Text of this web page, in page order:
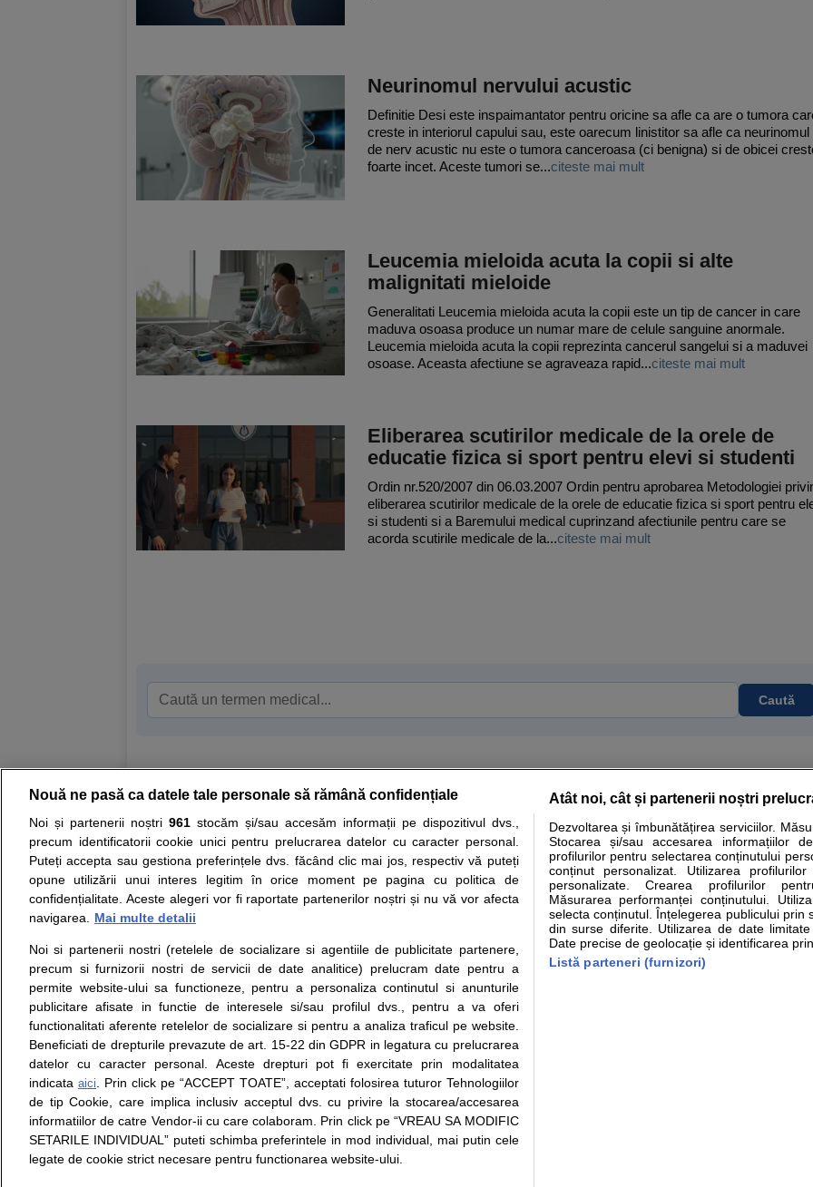
Neurinomul nervului acustic
Definitie Desi este inspaimantator pentru oricine sa afle ca are o tumora
creste in interiorul capului sau, este oarecum linistitor sa afle ca neurinomul
de nerv acustic nu este o tumora canceroasa (ci benigna) si de obicei
foarte incet. Aceste tumori se...citeste mai mult
Leucemia mieloida acuta la copii si alte
malignitati mieloide
Generalitati Leucemia mieloida acuta la copii este un tip de cancer in care
maduva osoasa produce un numar mare de celule sanguine anormale.
Leucemia mieloida acuta la copii reprezinta cancerul sangelui si a maduvei
osoase. Aceasta afectiune se agraveaza rapid...citeste mai mult
Eliberarea scutirilor medicale de la orele de
educatie fizica si sport pentru elevi si studenti
Ordin nr.520/2007 din 06.03.2007 Ordin pentru aprobarea Metodologiei
eliberarea scutirilor medicale de la orele de educatie fizica si sport pentru
si studenti si a Baremului medical cuprinzand afectiunile pentru care se
acorda scutirile medicale de la...citeste mai mult
Caută
Resurse: Autoevaluare simptome Interpretare analize Specialitati medicale
Opiniile avizate ale medicilor, sfaturile si orice alte informatii despre sanatate disponibile pe sfatulmedicului.ro au scop informativ si
nici diagnosticul stabilit in urma investigatiilor si analizelor medicale. Va sfatuim, ca pe langa informatia primita pe sfatulmedicului.ro
ii punem la dispozitie pentru programare in sistemul de programari la medic Clickmed.
Despre noi
Contact
Intrebari frecvente
Consultanti
medicali
Termeni si conditii
Politica de
confidentialitate
Politica de cookie
Modifica Setarile Cookie
Drepturile consumatorului
Protectia consumatorilor -
ANPC
Solutionarea Alternativa a
Litigiilor
Info consumator: 0800.080.999
Formulare europene - CNAS
Ministerul Sanatatii - ANMDM
Parteneri
Inscriere clinica
© Copyright © 2005 - 2026
SFATUL MEDICULUI.ro S.A, CUI: RO 38847631, J40/1995/2018, cu sediul in Bucuresti, Bulevardul Pierre de Coubertin, Office
Nouă ne pasă ca datele tale personale să rămână confidențiale
Noi și partenerii noștri 961stocăm și/sau accesăm informații pe dispozitivul dvs.,
precum identificatorii cookie unici pentru prelucrarea datelor cu caracter personal.
Puteți accepta sau gestiona preferințele dvs. făcând clic mai jos, respectiv vă puteți
opune utilizării unui interes legitim în orice moment pe pagina cu politica de
confidențialitate. Aceste alegeri vor fi raportate partenerilor noștri și nu vă vor afecta
navigarea.
Mai multe detalii
Noi si partenerii nostri (retelele de socializare si agentiile de publicitate partenere,
precum si furnizorii nostri de servicii de date analitice) prelucram date pentru a
permite website-ului sa functioneze, pentru a personaliza continutul si anunturile
publicitare afisate in functie de interesele si/sau profilul dvs., pentru a va oferi
functionalitati aferente retelelor de socializare si pentru a analiza traficul pe website.
Beneficiati de drepturile prevazute de art. 15-22 din GDPR in legatura cu prelucrarea
datelor cu caracter personal. Aceste drepturi pot fi exercitate prin modalitatea
indicata aici. Prin click pe “ACCEPT TOATE”, acceptati folosirea tuturor Tehnologiilor
de tip Cookie, care implica inclusiv acceptul dvs. cu privire la stocarea/accesarea
informatiilor de catre Vendor-ii cu care colaboram. Prin click pe “VREAU SA MODIFIC
SETARILE INDIVIDUAL” puteti schimba preferintele in mod individual, mai putin cele
legate de cookie strict necesare pentru functionarea website-ului.
Atât noi, cât și partenerii noștri
Dezvoltarea și îmbunătățirea serviciilor.
Stocarea și/sau accesarea informațiilor
profilurilor pentru selectarea conținutului
conținut personalizat. Utilizarea
personalizate. Crearea profilurilor
Măsurarea performanței conținutului.
selecta conținutul. Înțelegerea publicului prin
din surse diferite. Utilizarea de date
Date precise de geolocație și identificarea
Listă parteneri (furnizori)